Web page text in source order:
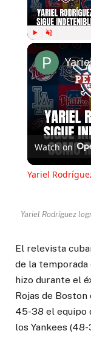
Play
Watch on
Yariel
Yariel Rodríguez
El relevista
de la temporada
hizo durante el
Rojas de Boston
45-38 el equipo
los Yankees